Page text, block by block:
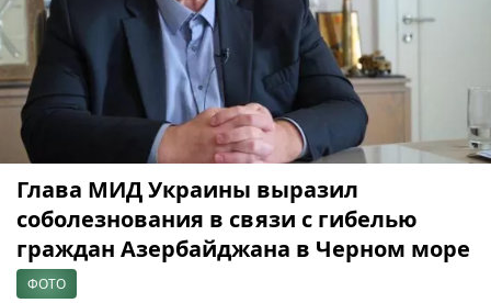
Глава МИД Украины выразил
соболезнования в связи с гибелью
граждан Азербайджана в Черном море
ФОТО